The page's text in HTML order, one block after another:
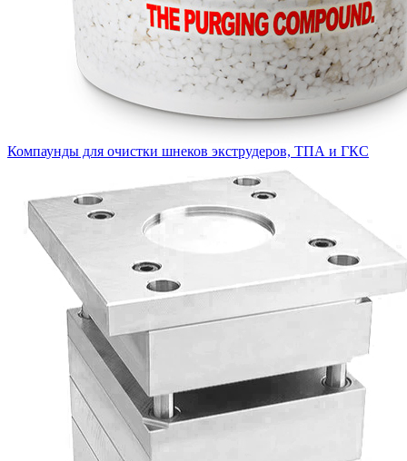
Компаунды для очистки шнеков экструдеров, ТПА и ГКС